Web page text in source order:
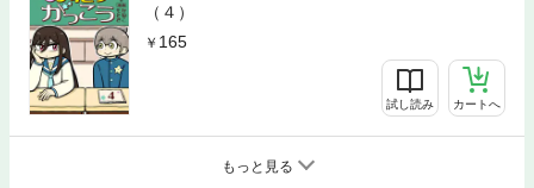
（４）
165
試し読み カートへ
もっと見る